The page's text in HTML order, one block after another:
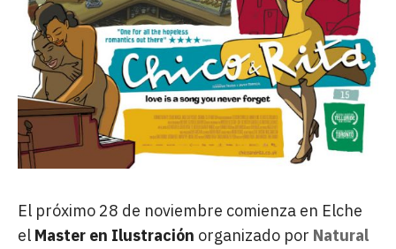
El próximo 28 de noviembre comienza en Elche
el Master en Ilustración organizado por Natural